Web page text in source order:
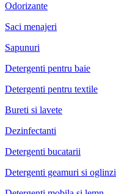
Odorizante
Saci menajeri
Sapunuri
Detergenti pentru baie
Detergenti pentru textile
Bureti si lavete
Dezinfectanti
Detergenti bucatarii
Detergenti geamuri si oglinzi